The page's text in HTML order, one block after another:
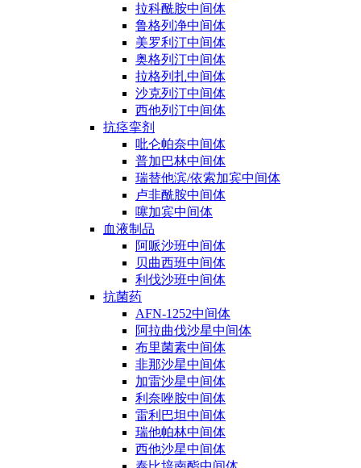
拉科酰胺中间体
鲁格列净中间体
美罗利汀中间体
奥格列汀中间体
拉格列扎中间体
沙克列汀中间体
西他列汀中间体
抗痉挛剂
吡仑帕奈中间体
普加巴林中间体
瑞替他滨/依索加宾中间体
卢非酰胺中间体
噻加宾中间体
血液制品
阿哌沙班中间体
贝曲西班中间体
利伐沙班中间体
抗菌药
AFN-1252中间体
阿拉曲伐沙星中间体
布里菌素中间体
非那沙星中间体
加雷沙星中间体
利奈唑胺中间体
雷利巴坦中间体
瑞他帕林中间体
西他沙星中间体